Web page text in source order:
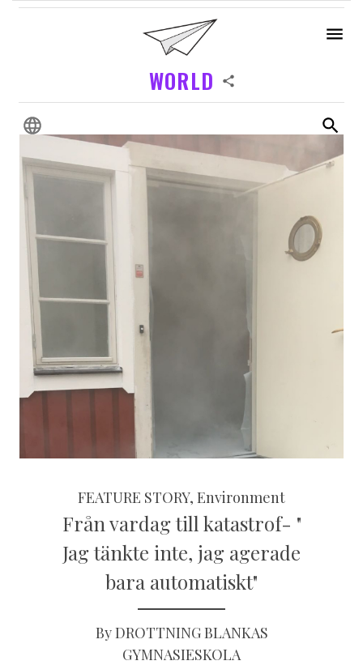
WORLD
FEATURE STORY, Environment
Från vardag till katastrof- "
Jag tänkte inte, jag agerade
bara automatiskt"
By DROTTNING BLANKAS
GYMNASIESKOLA